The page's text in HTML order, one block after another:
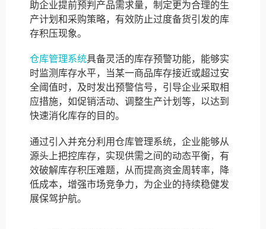
助企业提前预判产品需求量，制定更为合理的生
产计划和采购策略，有效防止过度备货引发的库
存积压现象。
仓库管理系统具备灵活的库存预警功能，能够实
时监测库存水平，当某一商品库存接近或超过安
全阈值时，及时发出预警信号，引导企业采取相
应措施，如促销活动、调整生产计划等，以达到
快速消化库存的目的。
通过引入并充分利用仓库管理系统，企业能够从
源头上把控库存，实现供需之间的动态平衡，有
效破解库存积压难题，从而提高资金周转率，降
低成本，增强市场竞争力，为企业的持续稳健发
展保驾护航。